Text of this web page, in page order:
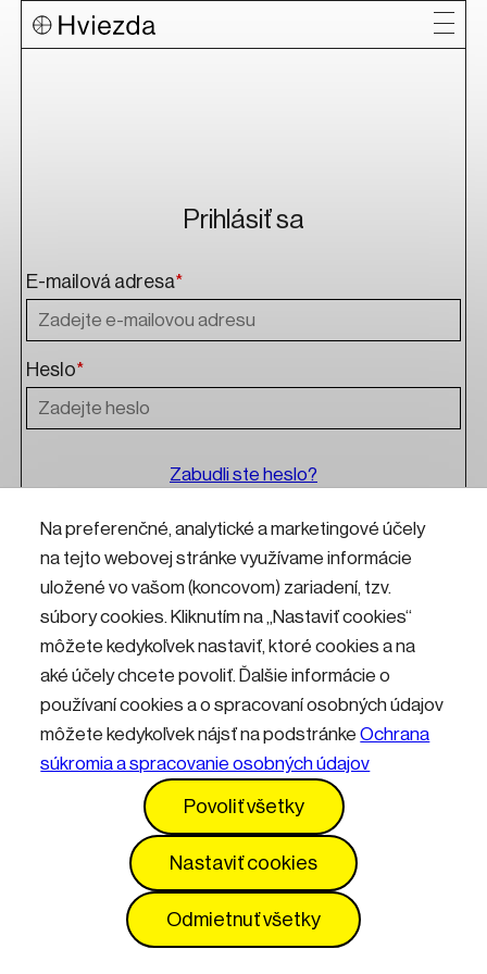
Na preferenčné, analytické a marketingové účely
na tejto webovej stránke využívame informácie
uložené vo vašom (koncovom) zariadení, tzv.
súbory cookies. Kliknutím na „Nastaviť cookies“
môžete kedykoľvek nastaviť, ktoré cookies a na
aké účely chcete povoliť. Ďalšie informácie o
používaní cookies a o spracovaní osobných údajov
môžete kedykoľvek nájsť na podstránkeOchrana
súkromia a spracovanie osobných údajov
Povoliť všetky
Nastaviť cookies
Odmietnuť všetky
Prihlásiť sa
E-mailová adresa*
Heslo*
Zabudli ste heslo?
Přihlásit
Kontakty Informácie pre návštevníkov
Prevádzkový poriadok
Vyhlásenie o prístupnosti Služby
Nastavenia cookies